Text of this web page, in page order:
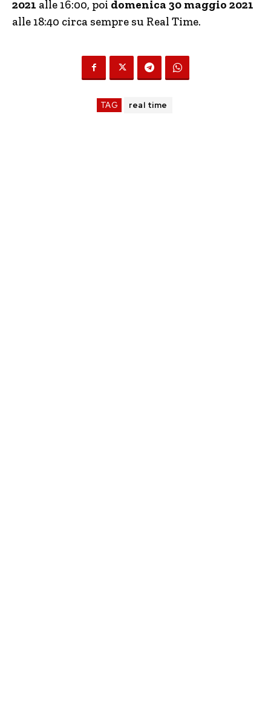
2021 alle 16:00, poi domenica 30 maggio 2021
alle 18:40 circa sempre su Real Time.
TAG real time